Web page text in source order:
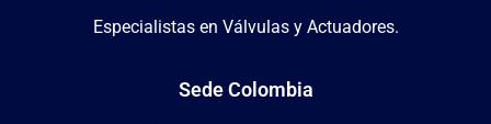
Especialistas en Válvulas y Actuadores.
Sede Colombia